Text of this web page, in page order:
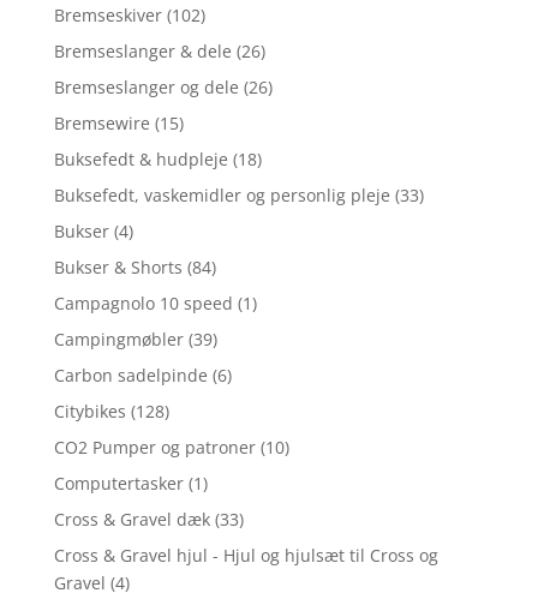
Bremseskiver (102)
Bremseslanger & dele (26)
Bremseslanger og dele (26)
Bremsewire (15)
Buksefedt & hudpleje (18)
Buksefedt, vaskemidler og personlig pleje (33)
Bukser (4)
Bukser & Shorts (84)
Campagnolo 10 speed (1)
Campingmøbler (39)
Carbon sadelpinde (6)
Citybikes (128)
CO2 Pumper og patroner (10)
Computertasker (1)
Cross & Gravel dæk (33)
Cross & Gravel hjul - Hjul og hjulsæt til Cross og
Gravel (4)